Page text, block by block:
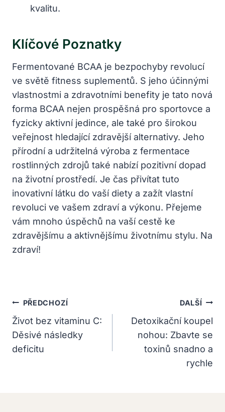
kvalitu.
Klíčové Poznatky
Fermentované BCAA je bezpochyby revolucí
ve světě fitness suplementů. S jeho účinnými
vlastnostmi a zdravotními benefity je tato nová
forma BCAA nejen prospěšná pro sportovce a
fyzicky aktivní jedince, ale také pro širokou
veřejnost hledající zdravější alternativy. Jeho
přírodní a udržitelná výroba z fermentace
rostlinných zdrojů také nabízí pozitivní dopad
na životní prostředí. Je čas přivítat tuto
inovativní látku do vaší diety a zažít vlastní
revoluci ve vašem zdraví a výkonu. Přejeme
vám mnoho úspěchů na vaší cestě ke
zdravějšímu a aktivnějšímu životnímu stylu. Na
zdraví!
Navigace
Pro
Příspěvek
PŘEDCHOZÍ
Život bez vitaminu C:
Děsivé následky
deficitu
DALŠÍ
Detoxikační koupel
nohou: Zbavte se
toxinů snadno a
rychle